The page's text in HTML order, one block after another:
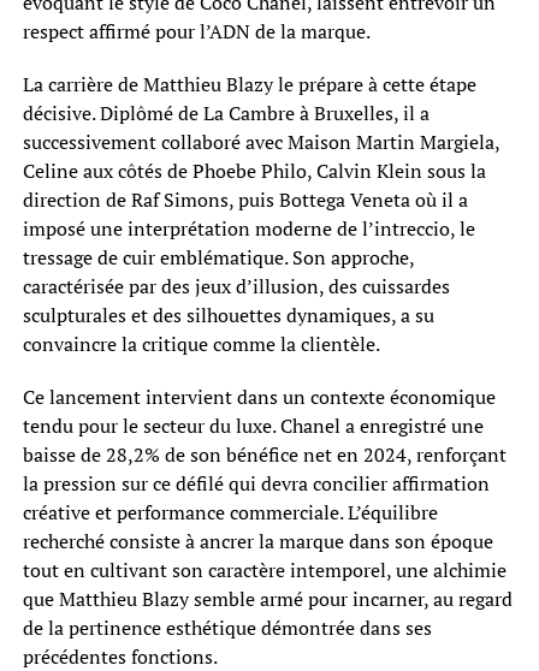
respect affirmé pour l’ADN de la marque.
La carrière de Matthieu Blazy le prépare à cette étape
décisive. Diplômé de La Cambre à Bruxelles, il a
successivement collaboré avec Maison Martin Margiela,
Celine aux côtés de Phoebe Philo, Calvin Klein sous la
direction de Raf Simons, puis Bottega Veneta où il a
imposé une interprétation moderne de l’intreccio, le
tressage de cuir emblématique. Son approche,
caractérisée par des jeux d’illusion, des cuissardes
sculpturales et des silhouettes dynamiques, a su
convaincre la critique comme la clientèle.
Ce lancement intervient dans un contexte économique
tendu pour le secteur du luxe. Chanel a enregistré une
baisse de 28,2% de son bénéfice net en 2024, renforçant
la pression sur ce défilé qui devra concilier affirmation
créative et performance commerciale. L’équilibre
recherché consiste à ancrer la marque dans son époque
tout en cultivant son caractère intemporel, une alchimie
que Matthieu Blazy semble armé pour incarner, au regard
de la pertinence esthétique démontrée dans ses
précédentes fonctions.